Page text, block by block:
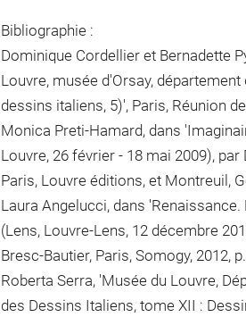
Bibliographie :
Dominique Cordellier et Bernadette
Louvre, musée d'Orsay,
dessins italiens, 5)', Paris, Réunion
Monica Preti-Hamard, dans
Louvre, 26 février - 18 mai 2009),
Paris, Louvre éditions, et Montreuil,
Laura Angelucci, dans
(Lens, Louvre-Lens, 12 décembre
Bresc-Bautier, Paris, Somogy, 2012,
Roberta Serra, 'Musée du Louvre,
des Dessins Italiens, tome XII :